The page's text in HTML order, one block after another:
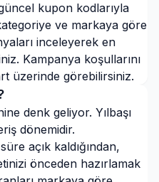
kupon kodlarıyla
ve markaya göre
inceleyerek en
Kampanya koşullarını
üzerinde görebilirsiniz.
denk geliyor. Yılbaşı
dönemidir.
açık kaldığından,
önceden hazırlamak